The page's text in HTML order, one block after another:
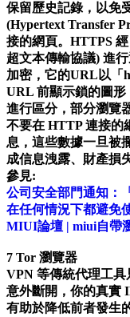
保留歷史記錄，以免
(Hypertext Transfer
接的網頁。HTTPS
超文本傳輸協議) 進
加密，它的URL以「
URL 前顯示鎖的圖
進行區分，部分瀏覽
不要在 HTTP 連接的
息，這些數據一旦被
成信息洩露、財產損
參見:
公司安全部門通知：
在任何情況下都避免
MIUI論壇 | miui自帶
7 Tor 瀏覽器
VPN 等傳統代理工具
意外斷開，你的真實
有助於降低前者發生